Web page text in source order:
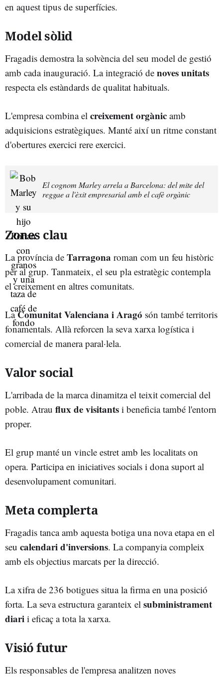
en aquest tipus de superfícies.
Model sòlid
Fragadis demostra la solvència del seu model de gestió
amb cada inauguració. La integració de noves unitats
respecta els estàndards de qualitat habituals.
L'empresa combina el creixement orgànic amb
adquisicions estratègiques. Manté així un ritme constant
d'obertures exercici rere exercici.
El cognom Marley arrela a Barcelona: del mite del
reggae a l'èxit empresarial amb el cafè orgànic
Zones clau
La província de Tarragona roman com un feu històric
per al grup. Tanmateix, el seu pla estratègic contempla
el creixement en altres comunitats.
LaComunitat Valenciana i Aragó són també territoris
fonamentals. Allà reforcen la seva xarxa logística i
comercial de manera paral·lela.
Valor social
L'arribada de la marca dinamitza el teixit comercial del
poble. Atrau flux de visitants i beneficia també l'entorn
proper.
El grup manté un vincle estret amb les localitats on
opera. Participa en iniciatives socials i dona suport al
desenvolupament comunitari.
Meta complerta
Fragadis tanca amb aquesta botiga una nova etapa en el
seu calendari d'inversions. La companyia compleix
amb els objectius marcats per la direcció.
La xifra de 236 botigues situa la firma en una posició
forta. La seva estructura garanteix el subministrament
diari i eficaç a tota la xarxa.
Visió futur
Els responsables de l'empresa analitzen noves